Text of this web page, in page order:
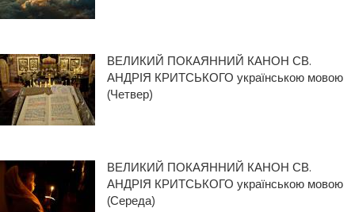
ВЕЛИКИЙ ПОКАЯННИЙ КАНОН СВ.
АНДРІЯ КРИТСЬКОГО українською мовою
(Четвер)
ВЕЛИКИЙ ПОКАЯННИЙ КАНОН СВ.
АНДРІЯ КРИТСЬКОГО українською мовою
(Середа)